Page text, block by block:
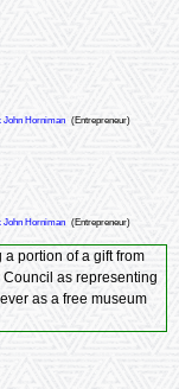
John Horniman (Entrepreneur)
John Horniman (Entrepreneur)
portion of a gift from
as representing
as a free museum